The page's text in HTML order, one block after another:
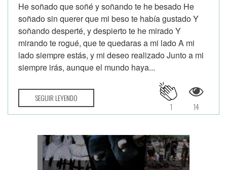
He soñado que soñé y soñando te he besado He
soñado sin querer que mi beso te había gustado Y
soñando desperté, y despierto te he mirado Y
mirando te rogué, que te quedaras a mi lado A mi
lado siempre estás, y mi deseo realizado Junto a mi
siempre irás, aunque el mundo haya...
SEGUIR LEYENDO
14
1